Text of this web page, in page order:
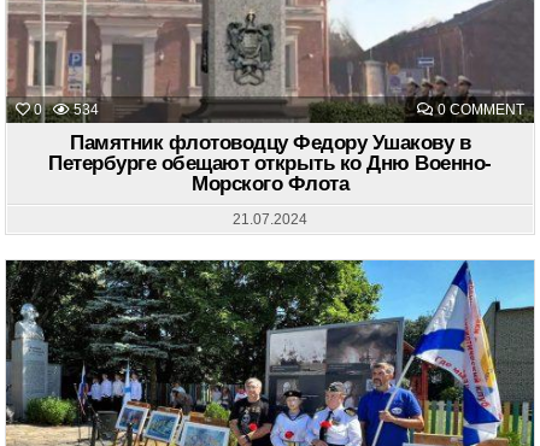
0 534 0 COMMENT
Памятник флотоводцу Федору Ушакову в
Петербурге обещают открыть ко Дню Военно-
Морского Флота
21.07.2024